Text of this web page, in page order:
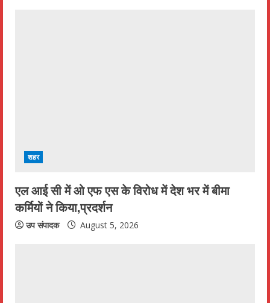
n
g
शहर
एल आई सी में ओ एफ एस के विरोध में देश भर में बीमा
कर्मियों ने किया,प्रदर्शन
उप संपादक August 5, 2026